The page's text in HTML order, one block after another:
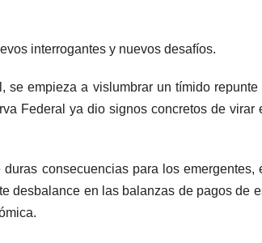
interrogantes y nuevos desafíos.
empieza a vislumbrar un tímido
Federal ya dio signos concretos de virar
consecuencias para los emergentes,
desbalance en las balanzas de pagos de